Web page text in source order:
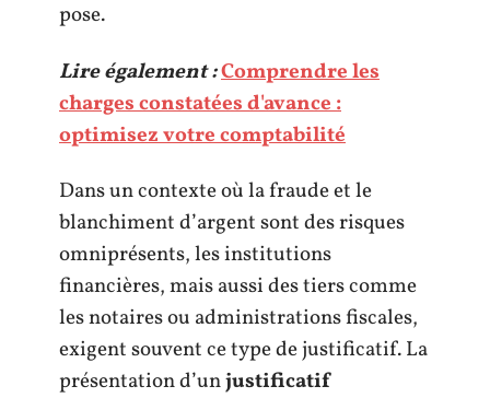
pose.
Lire également :Comprendre les
charges constatées d'avance :
optimisez votre comptabilité
Dans un contexte où la fraude et le
blanchiment d’argent sont des risques
omniprésents, les institutions
financières, mais aussi des tiers comme
les notaires ou administrations fiscales,
exigent souvent ce type de justificatif. La
présentation d’unjustificatif